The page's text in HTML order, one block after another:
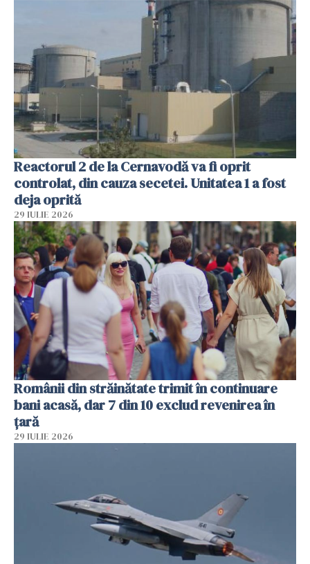
Reactorul 2 de la Cernavodă va fi oprit
controlat, din cauza secetei. Unitatea 1 a fost
deja oprită
29 IULIE 2026
Românii din străinătate trimit în continuare
bani acasă, dar 7 din 10 exclud revenirea în
țară
29 IULIE 2026